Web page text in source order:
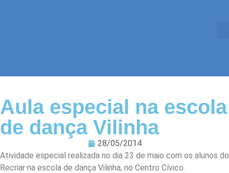
Aula especial na escola
de dança Vilinha
28/05/2014
Atividade especial realizada no dia 23 de maio com os alunos do
Recriar na escola de dança Vilinha, no Centro Cívico.